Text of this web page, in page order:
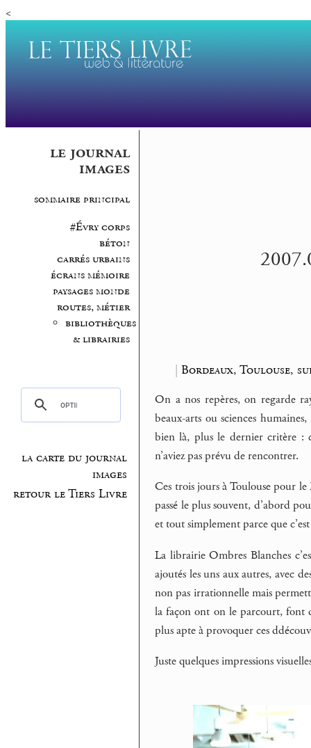
<
le journal
images
sommaire principal
#Évry corps
béton
carrés urbains
écrans mémoire
paysages monde
routes, métier
bibliothèques
& librairies
la carte du journal
images
retour le Tiers Livre
| Bordeaux, Toulouse,
On a nos repères, on regarde
beaux-arts ou sciences
bien là, plus le dernier critère :
n’aviez pas prévu de rencontrer.
Ces trois jours à Toulouse pour le
passé le plus souvent, d’abord
et tout simplement parce que
La librairie Ombres Blanches
ajoutés les uns aux autres, avec
non pas irrationnelle mais
la façon ont on le parcourt, font
plus apte à provoquer ces
Juste quelques impressions